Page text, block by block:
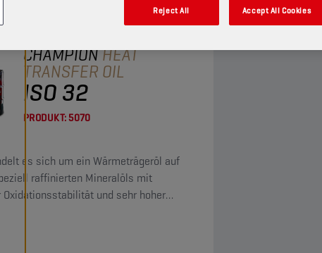
WÄRMETRÄGERÖLE
CHAMPIONHEAT
TRANSFER OIL
ISO 32
PRODUKT:5070
es sich um ein Wärmeträgeröl auf
raffinierten Mineralöls mit
Oxidationsstabilität und sehr hoher
Reject All Accept All Cookies